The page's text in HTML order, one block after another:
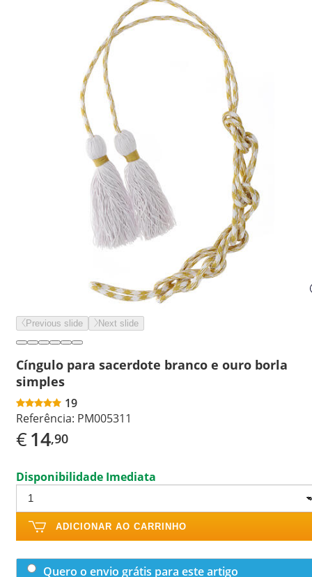
Previous slide Next slide
Cíngulo para sacerdote branco e ouro borla
simples
19
Referência: PM005311
€14,90
Disponibilidade Imediata
ADICIONAR AO CARRINHO
Quero o envio grátis para este artigo